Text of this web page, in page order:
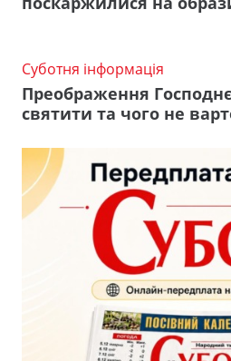
Суботня інформація
Преображення
святити та чого не